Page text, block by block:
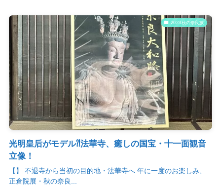
2023秋の奈良旅
光明皇后がモデル⁈法華寺、癒しの国宝・十一面観音
立像！
【】 不退寺から当初の目的地・法華寺へ 年に一度のお楽しみ、
正倉院展・秋の奈良...